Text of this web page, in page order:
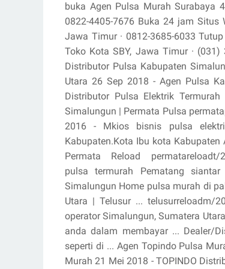
buka Agen Pulsa Murah Surabaya
0822-4405-7676 Buka 24 jam Situs
Jawa Timur · 0812-3685-6033
Toko Kota SBY, Jawa Timur ·
Distributor Pulsa Kabupaten
Utara 26 Sep 2018 - Agen Pulsa
Distributor Pulsa Elektrik
Simalungun | Permata Pulsa
2016 - Mkios bisnis pulsa
Kabupaten.Kota Ibu kota
Permata Reload permatareloadt/
pulsa termurah Pematang
Simalungun Home pulsa murah di
Utara | Telusur ... telusurreloadm/
operator Simalungun, Sumatera
anda dalam membayar ... Dealer/
seperti di ... Agen Topindo Pulsa
Murah 21 Mei 2018 - TOPINDO